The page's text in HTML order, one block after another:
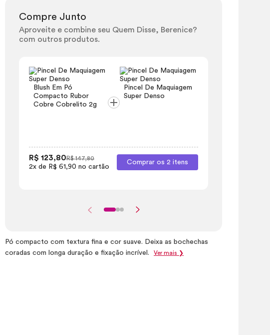
Compre Junto
Aproveite e combine seu Quem Disse, Berenice?
com outros produtos.
Blush Em Pó
Compacto Rubor
Cobre Cobrelito 2g
Pincel De Maquiagem
Super Denso
R$ 147,80
R$ 123,80
2x de R$ 61,90 no cartão
Comprar os 2 itens
Pó compacto com textura fina e cor suave. Deixa as bochechas
coradas com longa duração e fixação incrível.
Ver mais ❯